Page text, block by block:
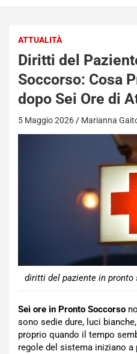
ATTUALITÀ
Diritti del
Soccorso: Cosa
dopo Sei Ore di
5 Maggio 2026 Marianna
diritti del paziente in pronto
Sei ore in Pronto Soccorso
sono sedie dure, luci
proprio quando il tempo
regole del sistema iniziano